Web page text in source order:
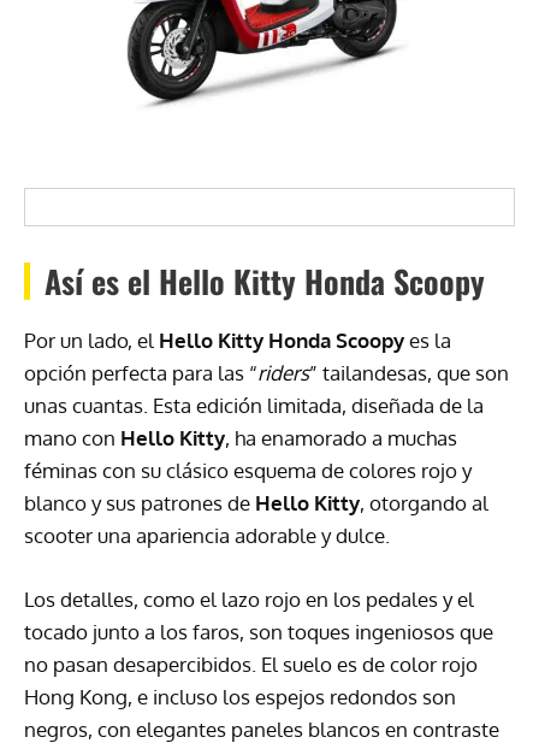
Así es el Hello Kitty Honda Scoopy
Por un lado, el Hello Kitty Honda Scoopyes la
opción perfecta para las “riders” tailandesas, que son
unas cuantas. Esta edición limitada, diseñada de la
mano con Hello Kitty, ha enamorado a muchas
féminas con su clásico esquema de colores rojo y
blanco y sus patrones de Hello Kitty, otorgando al
scooter una apariencia adorable y dulce.
Los detalles, como el lazo rojo en los pedales y el
tocado junto a los faros, son toques ingeniosos que
no pasan desapercibidos. El suelo es de color rojo
Hong Kong, e incluso los espejos redondos son
negros, con elegantes paneles blancos en contraste